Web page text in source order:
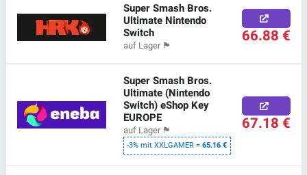
Super Smash Bros.
Ultimate Nintendo
Switch
auf Lager 🏴 66.88 €
Super Smash Bros.
Ultimate (Nintendo
Switch) eShop Key
EUROPE
auf Lager 🏴
-3% mit XXLGAMER =65.16 €
67.18 €